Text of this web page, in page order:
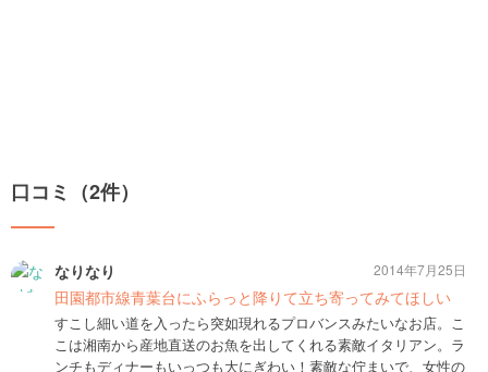
口コミ（2件）
なりなり
田園都市線青葉台にふらっと降りて立ち寄ってみてほしい
すこし細い道を入ったら突如現れるプロバンスみたいなお店。こ
こは湘南から産地直送のお魚を出してくれる素敵イタリアン。ラ
ンチもディナーもいっつも大にぎわい！素敵な佇まいで、女性の
2014年7月25日